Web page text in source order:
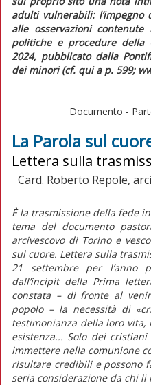
adulti vulnerabili: l’impegno
alle osservazioni contenute
politiche e procedure della
2024, pubblicato dalla
dei minori (cf. quia p. 599;
Documento -
La Parola sul
Lettera sulla
Card. Roberto Repole,
È la trasmissione della fede
tema del documento
arcivescovo di Torino e
sul cuore. Lettera sulla
21 settembre per l’anno
dall’incipitdella Prima
constata – di fronte al
popolo – la necessità di
testimonianza della loro
esistenza... Solo dei
immettere nella comunione
risultare credibili e possono
seria considerazione da chi li